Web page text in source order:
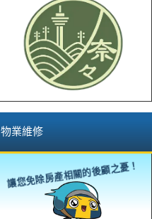
物業維修
讓您免除房產相關的後顧之憂！